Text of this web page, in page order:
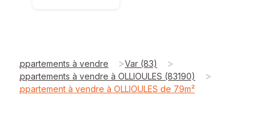
Appartements à vendre >Var (83) >
Appartements à vendre à OLLIOULES (83190) >
Appartement à vendre à OLLIOULES de 79m²